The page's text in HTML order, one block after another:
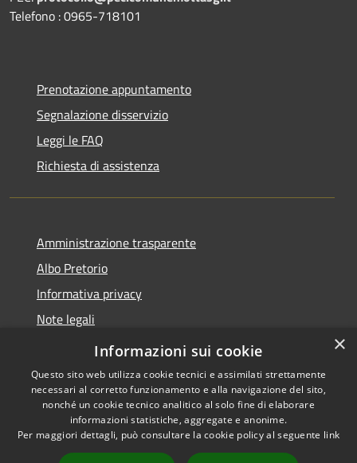
Telefono : 0965-718101
Prenotazione appuntamento
Segnalazione disservizio
Leggi le FAQ
Richiesta di assistenza
Amministrazione trasparente
Albo Pretorio
Informativa privacy
Note legali
Dichiarazione di accessibilità
Accessibilità
Copyright © 2026 • Comune di
Motta San Giovanni • Powered
×
Informazioni sui cookie
Questo sito web utilizza cookie tecnici e assimilati strettamente
necessari al corretto funzionamento e alla navigazione del sito,
nonché un cookie tecnico analitico al solo fine di elaborare
informazioni statistiche, aggregate e anonime.
Per maggiori dettagli, può consultare la cookie policy al seguente link